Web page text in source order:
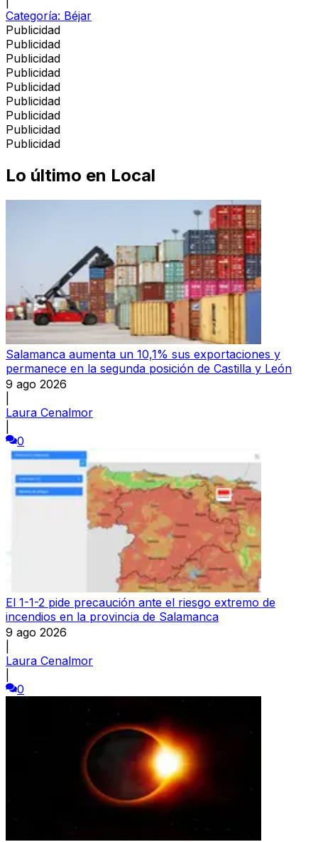
Categoría: Béjar
Publicidad
Publicidad
Publicidad
Publicidad
Publicidad
Publicidad
Publicidad
Publicidad
Publicidad
Lo último en Local
Salamanca aumenta un 10,1% sus exportaciones y
permanece en la segunda posición de Castilla y León
9 ago 2026
Laura Cenalmor
0
El 1-1-2 pide precaución ante el riesgo extremo de
incendios en la provincia de Salamanca
9 ago 2026
Laura Cenalmor
0